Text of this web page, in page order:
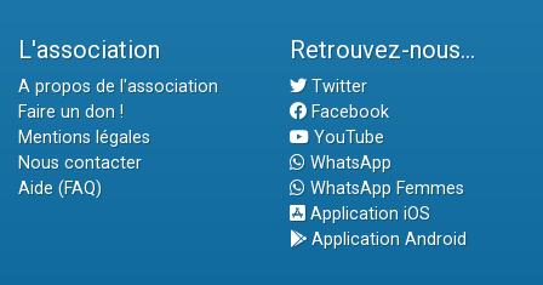
L'association
A propos de l'association
Faire un don !
Mentions légales
Nous contacter
Aide (FAQ)
Retrouvez-nous...
Twitter
Facebook
YouTube
WhatsApp
WhatsApp Femmes
Application iOS
Application Android